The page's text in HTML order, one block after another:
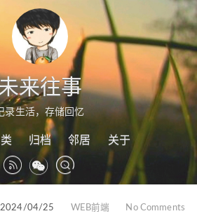
来往事
录生活，存储回忆
归档 邻居 关于
2024/04/25 WEB前端 No Comments